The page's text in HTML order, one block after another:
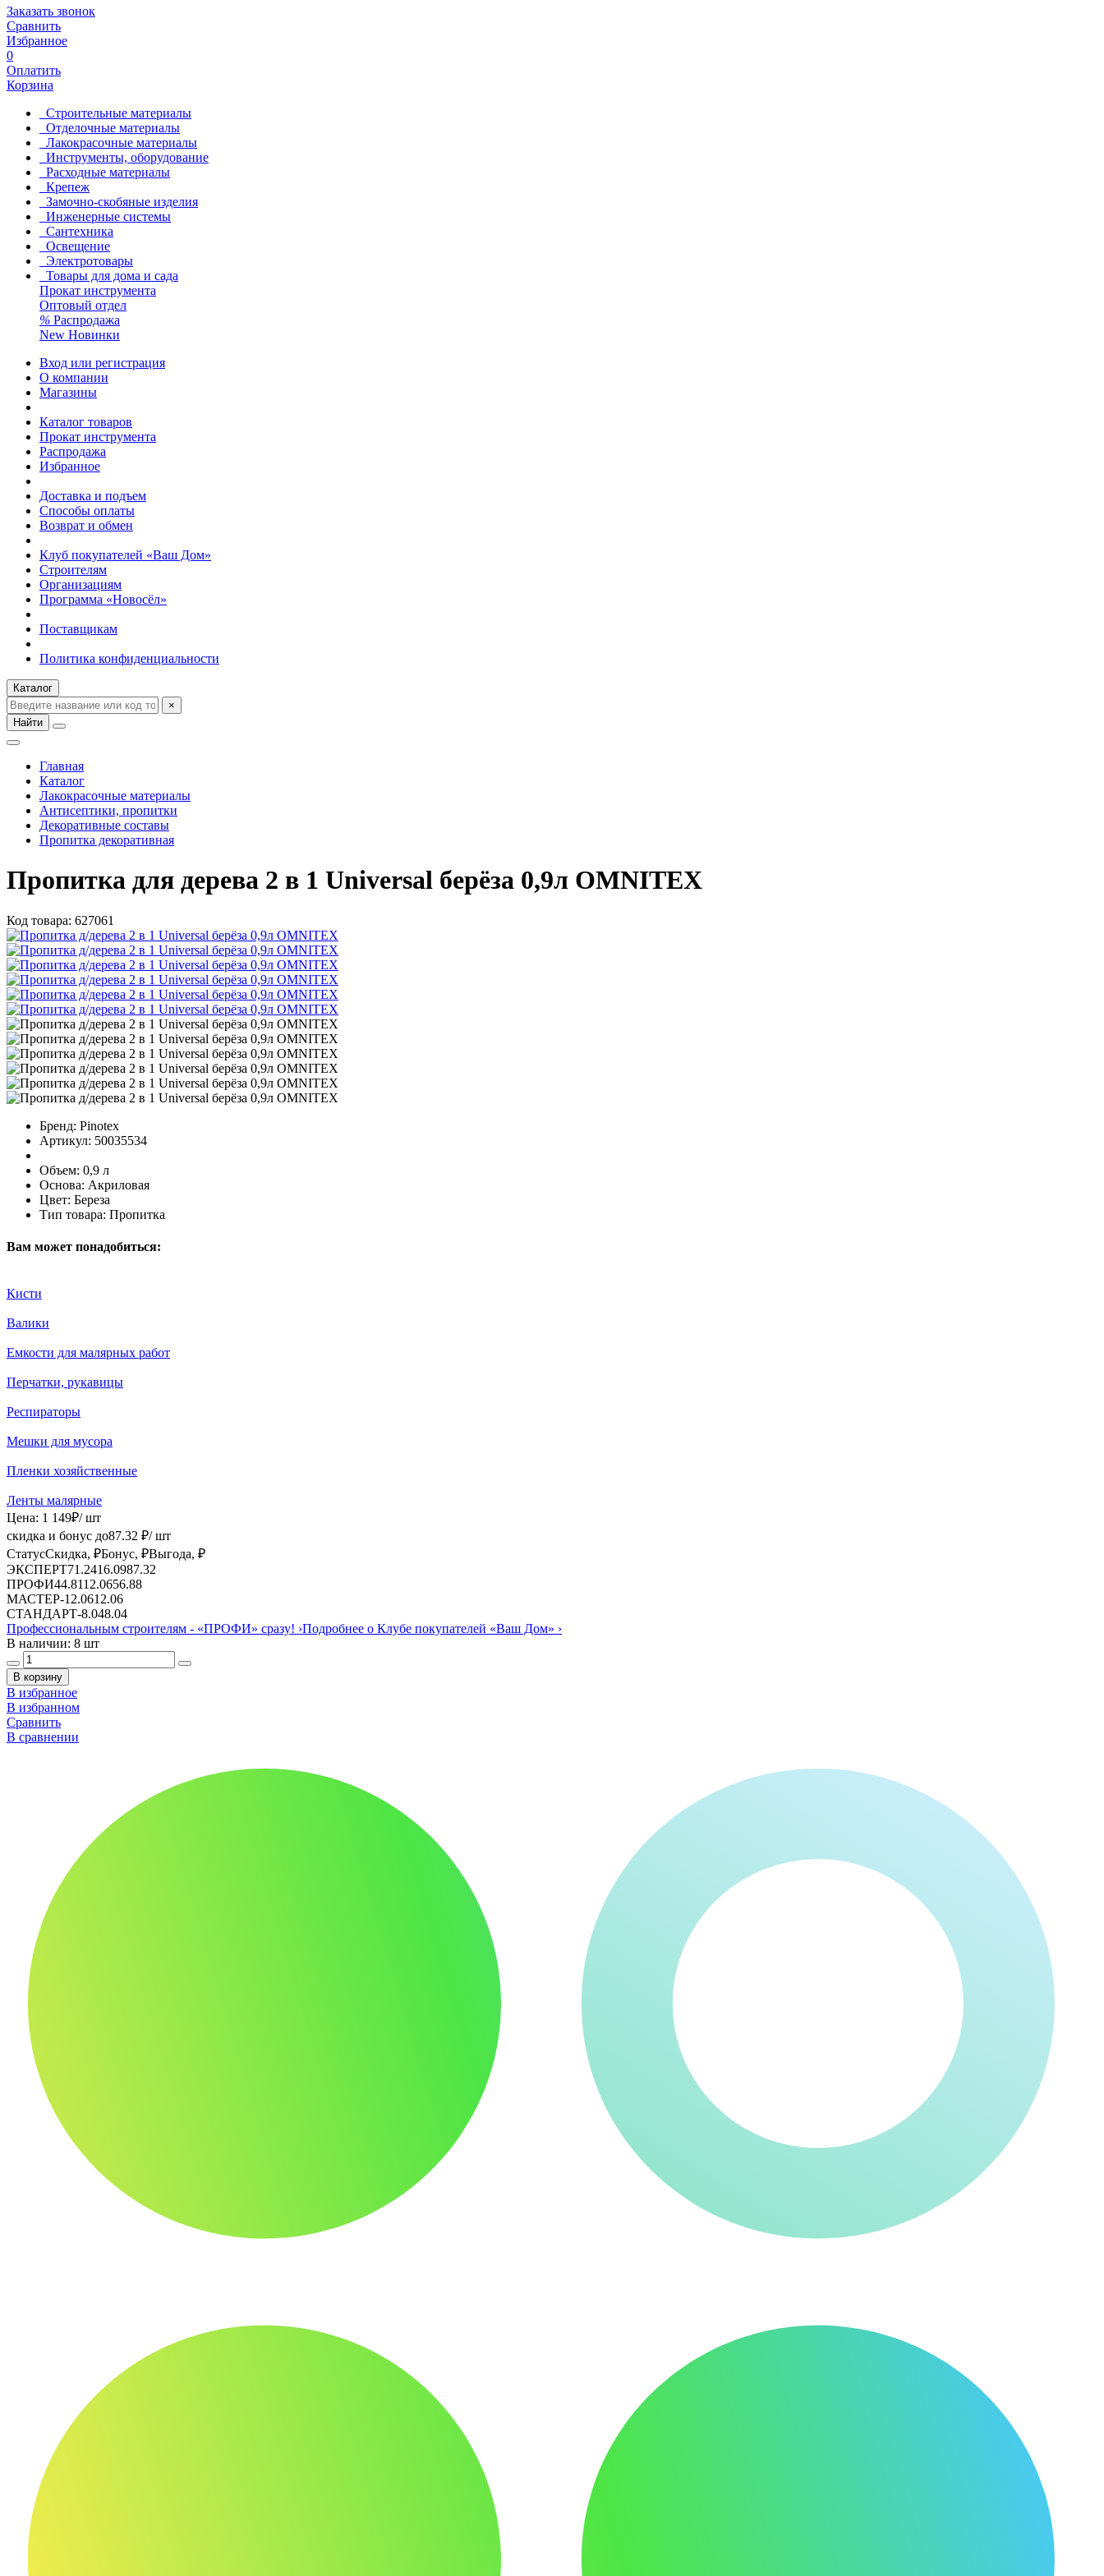
Заказать звонок
Сравнить
Избранное
0
Оплатить
Корзина
Строительные материалы
Отделочные материалы
Лакокрасочные материалы
Инструменты, оборудование
Расходные материалы
Крепеж
Замочно-скобяные изделия
Инженерные системы
Сантехника
Освещение
Электротовары
Товары для дома и сада
Прокат инструмента
Оптовый отдел
% Распродажа
New Новинки
Вход или регистрация
О компании
Магазины
Каталог товаров
Прокат инструмента
Распродажа
Избранное
Доставка и подъем
Способы оплаты
Возврат и обмен
Клуб покупателей «Ваш Дом»
Строителям
Организациям
Программа «Новосёл»
Поставщикам
Политика конфиденциальности
Каталог
×
Найти
Главная
Каталог
Лакокрасочные материалы
Антисептики, пропитки
Декоративные составы
Пропитка декоративная
Пропитка для дерева 2 в 1 Universal берёза 0,9л OMNITEX
Код товара: 627061
Бренд: Pinotex
Артикул: 50035534
Объем: 0,9 л
Основа: Акриловая
Цвет: Береза
Тип товара: Пропитка
Вам может понадобиться:
Кисти
Валики
Емкости для малярных работ
Перчатки, рукавицы
Респираторы
Мешки для мусора
Пленки хозяйственные
Ленты малярные
Цена: 1 149₽/ шт
скидка и бонус до87.32 ₽/ шт
СтатусСкидка, ₽Бонус, ₽Выгода, ₽
ЭКСПЕРТ71.2416.0987.32
ПРОФИ44.8112.0656.88
МАСТЕР-12.0612.06
СТАНДАРТ-8.048.04
Профессиональным строителям - «ПРОФИ» сразу! ›Подробнее о Клубе покупателей «Ваш Дом» ›
В наличии: 8 шт
В корзину
В избранное
В избранном
Сравнить
В сравнении